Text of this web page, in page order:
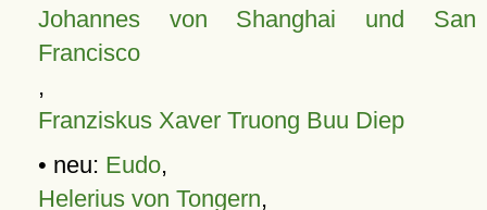
Johannes von Shanghai und San
Francisco
,
Franziskus Xaver Truong Buu Diep
• neu: Eudo,
Helerius von Tongern,